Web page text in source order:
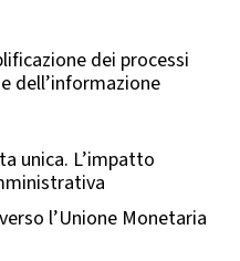
dei processi
dell’informazione
unica. L’impatto
l’Unione Monetaria